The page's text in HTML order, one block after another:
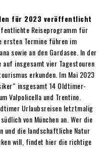
für 2023 veröffentlicht
Reiseprogramm für
Termine führen im
sowie an den Gardasee. In der
auf insgesamt vier Tagestouren
erkunden. Im Mai 2023
insgesamt 14 Oldtimer-
Valpolicella und Trentino.
Urlaubsreisen letztmalig
von München an. Wer die
und die landschaftliche Natur
will, findet hier die richtige